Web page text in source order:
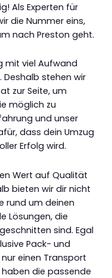
Als Experten für
die Nummer eins,
nach Preston geht.
mit viel Aufwand
Deshalb stehen wir
zur Seite, um
möglich zu
und unser
dass dein Umzug
Erfolg wird.
Wert auf Qualität
bieten wir dir nicht
rund um deinen
Lösungen, die
sind. Egal
Pack- und
einen Transport
die passende